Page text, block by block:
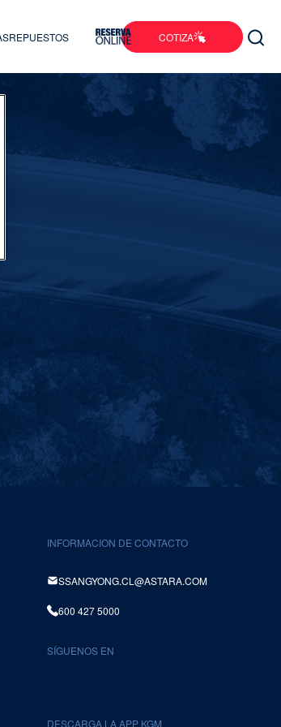
REPUESTOS COTIZA
INFORMACION DE CONTACTO
SSANGYONG.CL@ASTARA.COM
600 427 5000
SÍGUENOS EN
DESCARGA LA APP KGM